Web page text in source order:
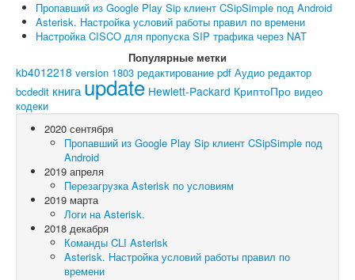
Пропавший из Google Play Sip клиент CSipSimple под Android
Asterisk. Настройка условий работы правил по времени
Настройка CISCO для пропуска SIP трафика через NAT
Популярные метки
kb4012218 version 1803 редактирование pdf Аудио редактор
bcdedit книгаupdate Hewlett-Packard КриптоПро видео
кодеки
2020 сентября
Пропавший из Google Play Sip клиент CSipSimple под
Android
2019 апреля
Перезагрузка Asterisk по условиям
2019 марта
Логи на Asterisk.
2018 декабря
Команды CLI Asterisk
Asterisk. Настройка условий работы правил по
времени